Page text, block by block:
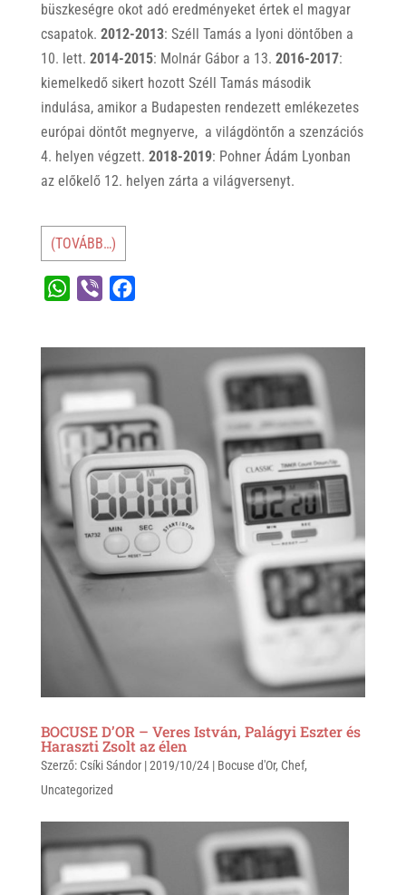
büszkeségre okot adó eredményeket értek el magyar
csapatok. 2012-2013: Széll Tamás a lyoni döntőben a
10. lett. 2014-2015: Molnár Gábor a 13. 2016-2017:
kiemelkedő sikert hozott Széll Tamás második
indulása, amikor a Budapesten rendezett emlékezetes
európai döntőt megnyerve, a világdöntőn a szenzációs
4. helyen végzett. 2018-2019: Pohner Ádám Lyonban
az előkelő 12. helyen zárta a világversenyt.
(TOVÁBB…)
t
s
A
p
e
r
e
o
o
k
BOCUSE D’OR – Veres István, Palágyi Eszter és
Haraszti Zsolt az élen
Szerző: Csíki Sándor|2019/10/24| Bocuse d'Or, Chef,
Uncategorized